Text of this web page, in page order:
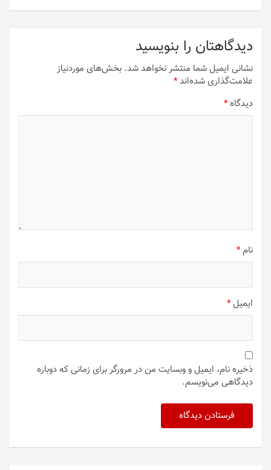
دیدگاهتان را بنویسید
نشانی ایمیل شما منتشر نخواهد شد. بخش‌های موردنیاز
علامت‌گذاری شده‌اند*
دیدگاه*
نام*
ایمیل*
ذخیره نام، ایمیل و وبسایت من در مرورگر برای زمانی که دوباره
دیدگاهی می‌نویسم.